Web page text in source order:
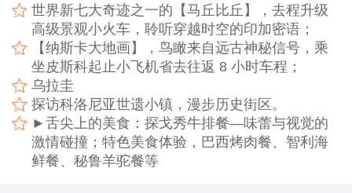
世界新七大奇迹之一的【马丘比丘】，去程升级
高级景观小火车，聆听穿越时空的印加密语；
【纳斯卡大地画】，鸟瞰来自远古神秘信号，乘
坐皮斯科起止小飞机省去往返 8 小时车程；
乌拉圭
探访科洛尼亚世遗小镇，漫步历史街区。
►舌尖上的美食：探戈秀牛排餐—味蕾与视觉的
激情碰撞；特色美食体验，巴西烤肉餐、智利海
鲜餐、秘鲁羊驼餐等